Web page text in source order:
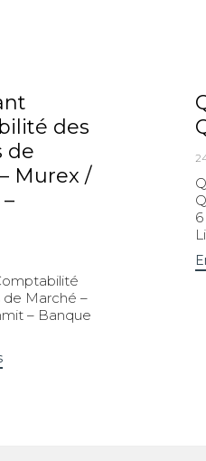
des
de
Murex /
de Marché –
– Banque